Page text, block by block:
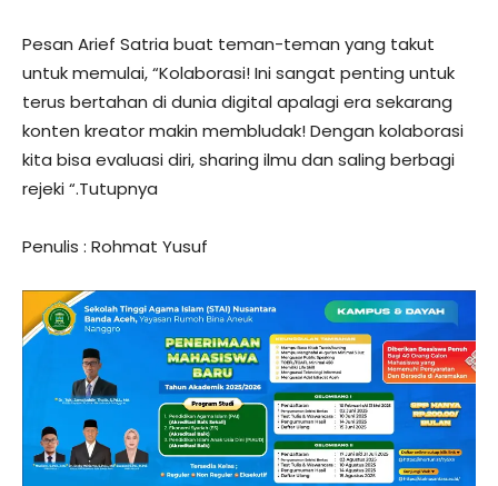
Pesan Arief Satria buat teman-teman yang takut
untuk memulai, “Kolaborasi! Ini sangat penting untuk
terus bertahan di dunia digital apalagi era sekarang
konten kreator makin membludak! Dengan kolaborasi
kita bisa evaluasi diri, sharing ilmu dan saling berbagi
rejeki “.Tutupnya
Penulis : Rohmat Yusuf